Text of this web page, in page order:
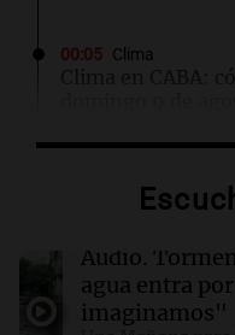
00:05 Clima
Clima en CABA:
Clima en
23:56 Sociedad
Salteño demanda
Audio.
agua entra
imaginamos"